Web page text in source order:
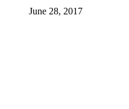
June 28, 2017